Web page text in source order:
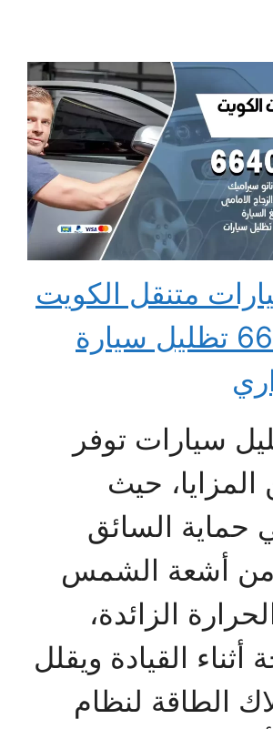
متنقل الكويت
66400552 تظليل سيارة
سيارات توفر
المزايا، حيث
حماية السائق
من أشعة الشمس
الزائدة،
أثناء القيادة ويقلل
الطاقة لنظام